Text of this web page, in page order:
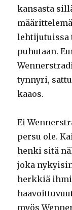
kansasta
lehtijutuissa
puhutaan.
tynnyri,
kaaos.
Ei
persu ole.
henki sitä
joka
herkkiä
myös